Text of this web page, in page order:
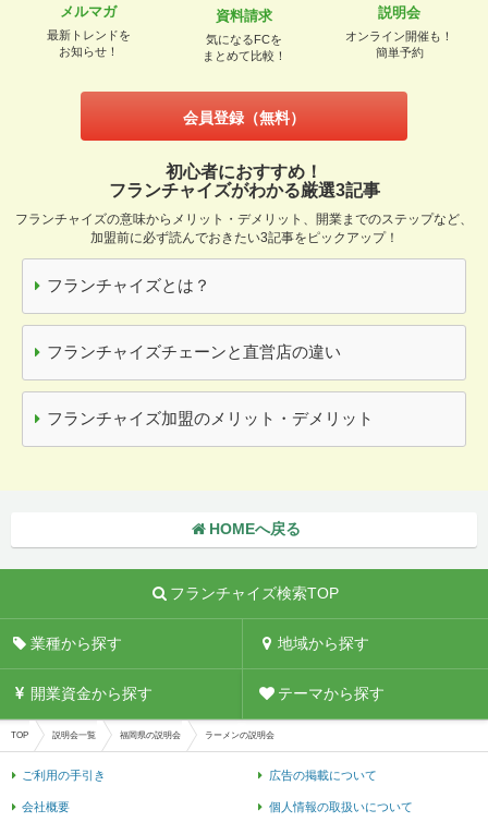
メルマガ
最新トレンドを
お知らせ！
資料請求
気になるFCを
まとめて比較！
説明会
オンライン開催も！
簡単予約
会員登録（無料）
初心者におすすめ！
フランチャイズがわかる厳選3記事
フランチャイズの意味からメリット・デメリット、開業までのステップなど、
加盟前に必ず読んでおきたい3記事をピックアップ！
フランチャイズとは？
フランチャイズチェーンと直営店の違い
フランチャイズ加盟のメリット・デメリット
HOMEへ戻る
フランチャイズ検索TOP
業種から探す 地域から探す
開業資金から探す テーマから探す
TOP 説明会一覧 福岡県の説明会 ラーメンの説明会
ご利用の手引き 広告の掲載について
会社概要 個人情報の取扱いについて